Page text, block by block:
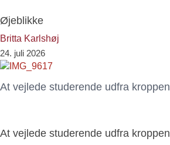
Øjeblikke
Britta Karlshøj
24. juli 2026
At vejlede studerende udfra kroppen
At vejlede studerende udfra kroppen